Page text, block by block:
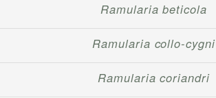
Ramularia beticola
Ramularia collo-cygni
Ramularia coriandri